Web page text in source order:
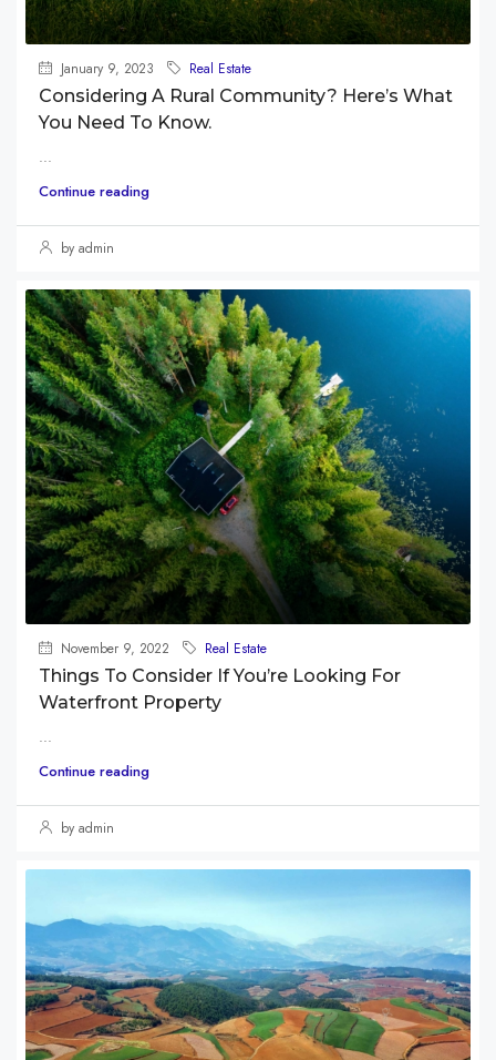
January 9, 2023 Real Estate
Considering A Rural Community? Here’s What
You Need To Know.
...
Continue reading
by admin
November 9, 2022 Real Estate
Things To Consider If You’re Looking For
Waterfront Property
...
Continue reading
by admin